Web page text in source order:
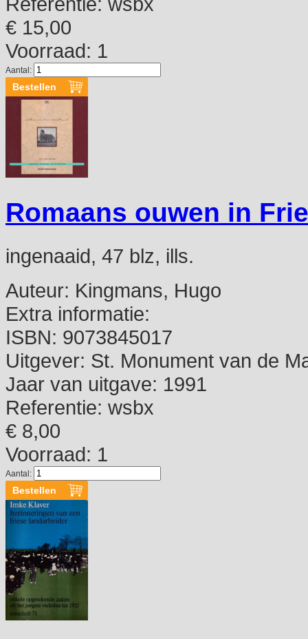
€ 15,00
Voorraad: 1
Aantal:
Romaans ouwen in
ingenaaid, 47 blz, ills.
Auteur: Kingmans, Hugo
Extra informatie:
ISBN: 9073845017
Uitgever: St. Monument van de
Jaar van uitgave: 1991
Referentie: wsbx
€ 8,00
Voorraad: 1
Aantal: